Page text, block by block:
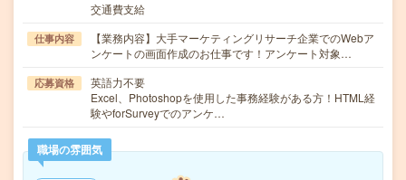
交通費支給
仕事内容
【業務内容】大手マーケティングリサーチ企業でのWebア
ンケートの画面作成のお仕事です！アンケート対象…
応募資格
英語力不要
Excel、Photoshopを使用した事務経験がある方！HTML経
験やforSurveyでのアンケ…
職場の雰囲気